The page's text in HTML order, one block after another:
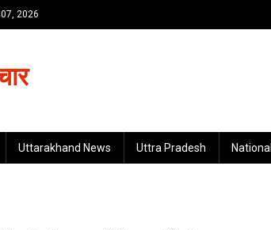
2026
Uttarakhand News Uttra Pradesh